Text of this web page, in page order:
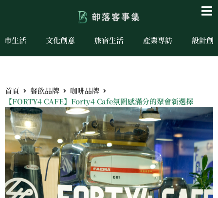
市生活 文化創意 旅宿生活 產業專訪 設計創
首頁 餐飲品牌
咖啡品牌
【FORTY4 CAFE】Forty4 Cafe氛圍感滿分的聚會新選擇